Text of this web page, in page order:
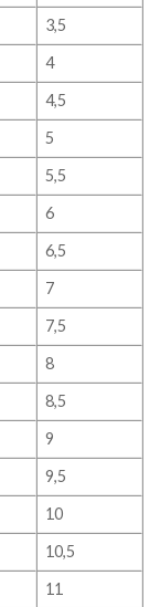
3,5
4
4,5
5
5,5
6
6,5
7
7,5
8
8,5
9
9,5
10
10,5
11